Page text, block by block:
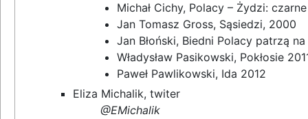
Michał Cichy, Polacy – Żydzi:
Jan Tomasz Gross, Sąsiedzi, 2000
Jan Błoński, Biedni Polacy patrzą
Władysław Pasikowski, Pokłosie
Paweł Pawlikowski, Ida 2012
Eliza Michalik, twiter
@EMichalik